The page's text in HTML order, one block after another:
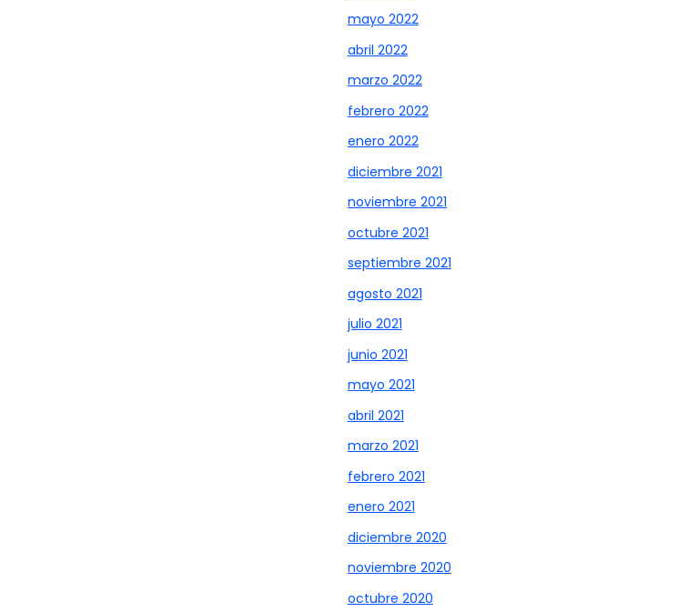
mayo 2022
abril 2022
marzo 2022
febrero 2022
enero 2022
diciembre 2021
noviembre 2021
octubre 2021
septiembre 2021
agosto 2021
julio 2021
junio 2021
mayo 2021
abril 2021
marzo 2021
febrero 2021
enero 2021
diciembre 2020
noviembre 2020
octubre 2020